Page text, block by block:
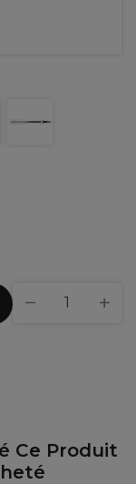
Ce Produit